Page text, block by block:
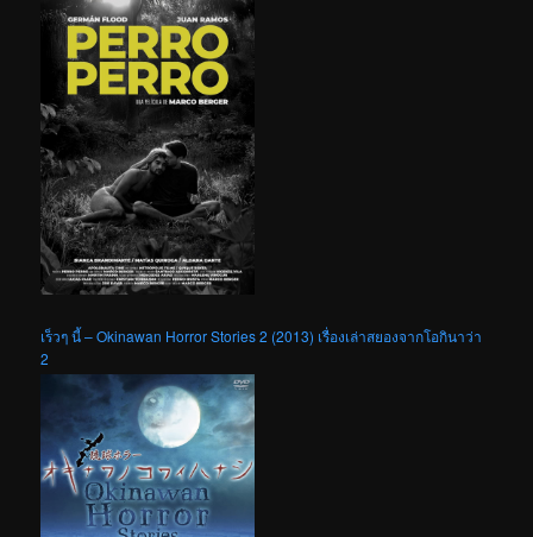
เร็วๆ นี้ – Okinawan Horror Stories 2 (2013) เรื่องเล่าสยองจากโอกินาว่า
2